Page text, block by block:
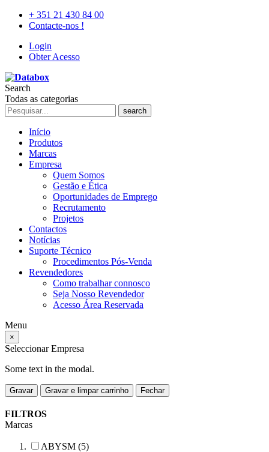
+ 351 21 430 84 00
Contacte-nos !
Login
Obter Acesso
Search
Todas as categorias
search
Início
Produtos
Marcas
Empresa
Quem Somos
Gestão e Ética
Oportunidades de Emprego
Recrutamento
Projetos
Contactos
Notícias
Suporte Técnico
Procedimentos Pós-Venda
Revendedores
Como trabalhar connosco
Seja Nosso Revendedor
Acesso Área Reservada
Menu
×
Seleccionar Empresa
Some text in the modal.
Gravar Gravar e limpar carrinho Fechar
FILTROS
Marcas
ABYSM (5)